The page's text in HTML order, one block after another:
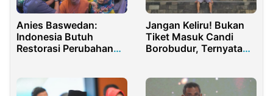
Anies Baswedan:
Indonesia Butuh
Restorasi Perubahan
Jangan Keliru! Bukan
Tiket Masuk Candi
Borobudur, Ternyata